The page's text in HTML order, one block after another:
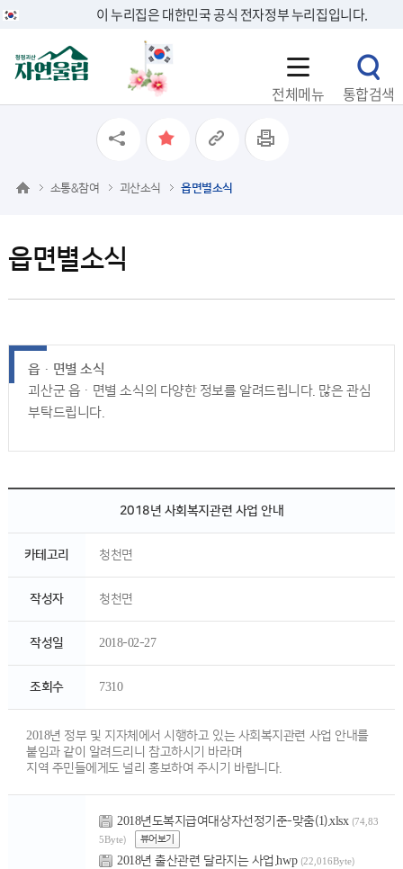
이 누리집은 대한민국 공식 전자정부 누리집입니다.
전체메뉴 통합검색
읍면별소식
소통&참여 괴산소식 읍면별소식
읍ㆍ면별 소식
괴산군 읍ㆍ면별 소식의 다양한 정보를 알려드립니다. 많은 관심
부탁드립니다.
2018년 사회복지관련 사업 안내
카테고리 청천면
작성자 청천면
작성일 2018-02-27
조회수 7310
2018년 정부 및 지자체에서 시행하고 있는 사회복지관련 사업 안내를
붙임과 같이 알려드리니 참고하시기 바라며
지역 주민들에게도 널리 홍보하여 주시기 바랍니다.
2018년도복지급여대상자선정기준-맞춤(1).xlsx (74,83
5Byte)
뷰어보기
2018년 출산관련 달라지는 사업.hwp (22,016Byte)